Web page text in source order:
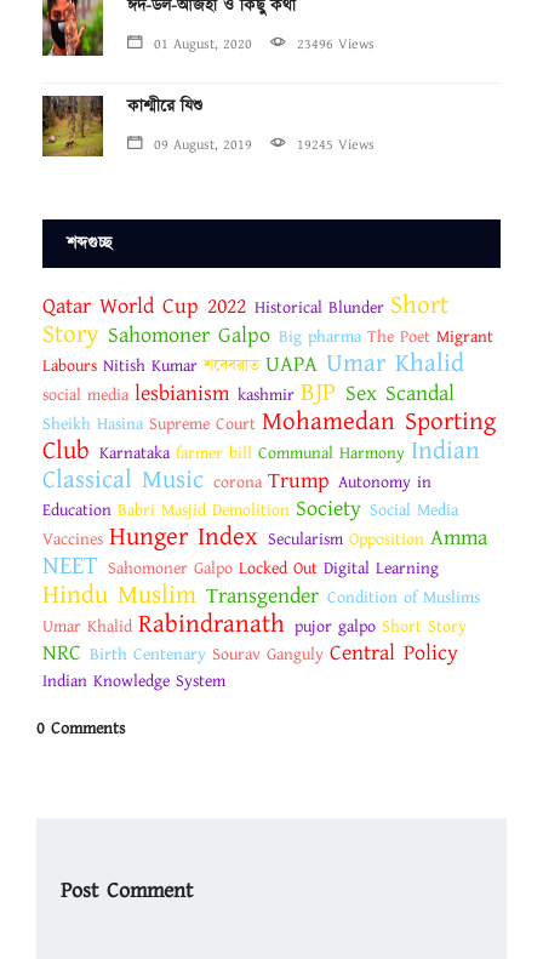
ঈদ-উল-আজহা ও কিছু কথা
01 August, 2020 23496 Views
কাশ্মীরে যিশু
09 August, 2019 19245 Views
শব্দগুচ্ছ
Qatar World Cup 2022 Historical Blunder Short
Story Sahomoner Galpo Big pharma The Poet Migrant
Labours Nitish Kumar শবেবরাত UAPA Umar Khalid
social media lesbianism kashmir BJP Sex Scandal
Sheikh Hasina Supreme Court Mohamedan Sporting
Club Karnataka farmer bill Communal Harmony Indian
Classical Music corona Trump Autonomy in
Education Babri Masjid Demolition Society Social Media
Vaccines Hunger Index Secularism Opposition Amma
NEET Sahomoner Galpo Locked Out Digital Learning
Hindu Muslim Transgender Condition of Muslims
Umar Khalid Rabindranath pujor galpo Short Story
NRC Birth Centenary Sourav Ganguly Central Policy
Indian Knowledge System
0 Comments
Post Comment